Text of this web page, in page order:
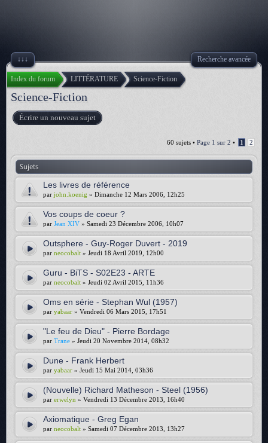
↓↓↓ Recherche avancée
Index du forum LITTÉRATURE Science-Fiction
Science-Fiction
Écrire un nouveau sujet
60 sujets • Page 1 sur 2 • 1 2
Sujets
Les livres de référence
par john.koenig » Dimanche 12 Mars 2006, 12h25
Vos coups de coeur ?
par Jean XIV » Samedi 23 Décembre 2006, 10h07
Outsphere - Guy-Roger Duvert - 2019
par neocobalt » Jeudi 18 Avril 2019, 12h00
Guru - BiTS - S02E23 - ARTE
par neocobalt » Jeudi 02 Avril 2015, 11h36
Oms en série - Stephan Wul (1957)
par yabaar » Vendredi 06 Mars 2015, 17h51
"Le feu de Dieu" - Pierre Bordage
par Trane » Jeudi 20 Novembre 2014, 08h32
Dune - Frank Herbert
par yabaar » Jeudi 15 Mai 2014, 03h36
(Nouvelle) Richard Matheson - Steel (1956)
par erwelyn » Vendredi 13 Décembre 2013, 16h40
Axiomatique - Greg Egan
par neocobalt » Samedi 07 Décembre 2013, 13h27